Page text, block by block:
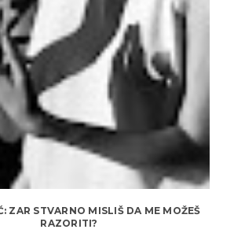
ZAR STVARNO MISLIŠ DA ME MOŽEŠ
RAZORITI?